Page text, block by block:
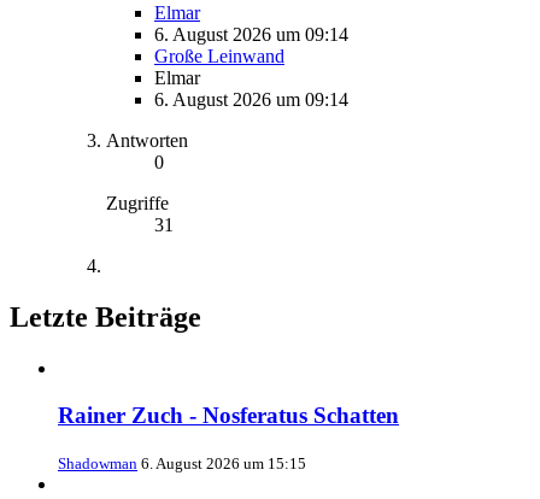
Elmar
6. August 2026 um 09:14
Große Leinwand
Elmar
6. August 2026 um 09:14
Antworten
0
Zugriffe
31
Letzte Beiträge
Rainer Zuch - Nosferatus Schatten
Shadowman 6. August 2026 um 15:15